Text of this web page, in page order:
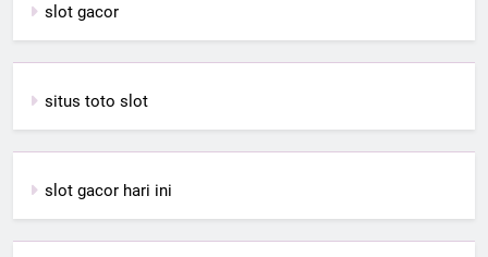
slot gacor
situs toto slot
slot gacor hari ini